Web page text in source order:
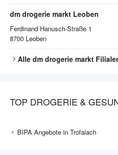
dm drogerie markt Leoben
Ferdinand Hanusch-Straße 1
8700 Leoben
Alle dm drogerie markt
TOP DROGERIE &
BIPA Angebote in Trofaiach